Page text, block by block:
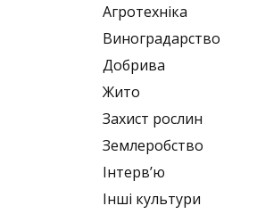
Агротехніка
Виноградарство
Добрива
Жито
Захист рослин
Землеробство
Інтерв’ю
Інші культури